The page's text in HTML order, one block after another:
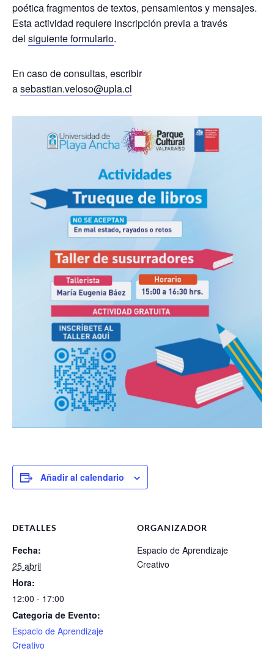
poética fragmentos de textos, pensamientos y mensajes.
Esta actividad requiere inscripción previa a través
del siguiente formulario.
En caso de consultas, escribir
asebastian.veloso@upla.cl
Añadir al calendario
DETALLES
Fecha:
25 abril
Hora:
12:00 - 17:00
Categoría de Evento:
Espacio de Aprendizaje
Creativo
ORGANIZADOR
Espacio de Aprendizaje
Creativo